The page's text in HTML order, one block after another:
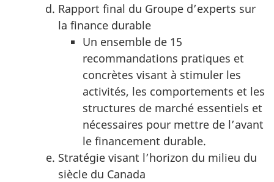
Rapport final du Groupe d’experts sur
la finance durable
Un ensemble de 15
recommandations pratiques et
concrètes visant à stimuler les
activités, les comportements et les
structures de marché essentiels et
nécessaires pour mettre de l’avant
le financement durable.
Stratégie visant l’horizon du milieu du
siècle du Canada